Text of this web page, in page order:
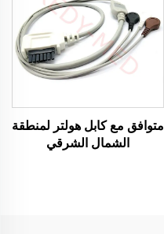
متوافق مع كابل هولتر لمنطقة
الشمال الشرقي